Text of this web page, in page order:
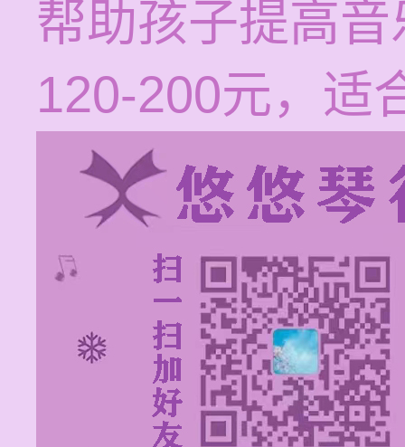
帮助孩子提高
120-200元，适